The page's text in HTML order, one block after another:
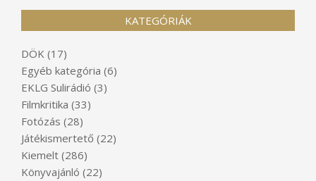
KATEGÓRIÁK
DÖK (17)
Egyéb kategória (6)
EKLG Sulirádió (3)
Filmkritika (33)
Fotózás (28)
Játékismertető (22)
Kiemelt (286)
Könyvajánló (22)